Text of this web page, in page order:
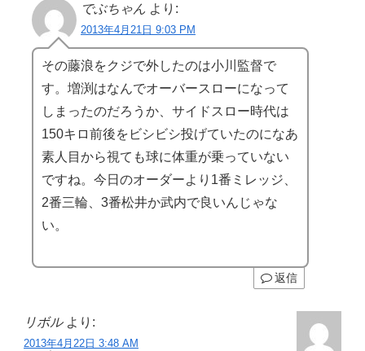
でぶちゃん より:
2013年4月21日 9:03 PM
その藤浪をクジで外したのは小川監督で
す。増渕はなんでオーバースローになって
しまったのだろうか、サイドスロー時代は
150キロ前後をビシビシ投げていたのになあ
素人目から視ても球に体重が乗っていない
ですね。今日のオーダーより1番ミレッジ、
2番三輪、3番松井か武内で良いんじゃな
い。
返信
リボル より:
2013年4月22日 3:48 AM